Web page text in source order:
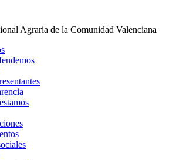
Agraria de la Comunidad Valenciana